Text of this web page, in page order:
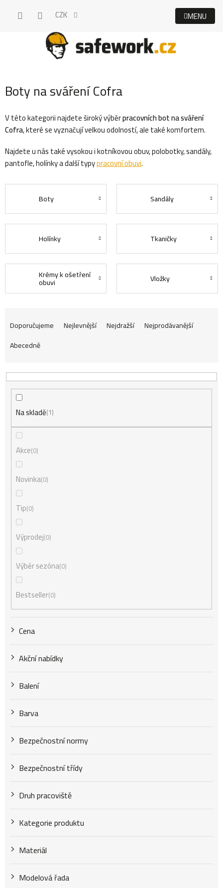
CZK
Boty na sváření Cofra
V této kategorii najdete široký výběrpracovních bot na sváření
Cofra, které se vyznačují velkou odolností, ale také komfortem.
Najdete u nás také vysokou i kotníkovou obuv, polobotky, sandály,
pantofle, holínky a další typypracovní obuvi.
Boty Sandály
Holínky Tkaničky
Krémy k ošetření
obuvi Vložky
Ř
a
z
e
d
u
k
ů
Doporučujeme Nejlevnější Nejdražší
Nejprodávanější
Abecedně
Na skladě 1
Akce 0
Novinka 0
Tip 0
Výprodej 0
Výběr sezóna 0
Bestseller 0
Cena
Akční nabídky
Balení
Barva
Bezpečnostní normy
Bezpečnostní třídy
Druh pracoviště
Kategorie produktu
Materiál
Modelová řada